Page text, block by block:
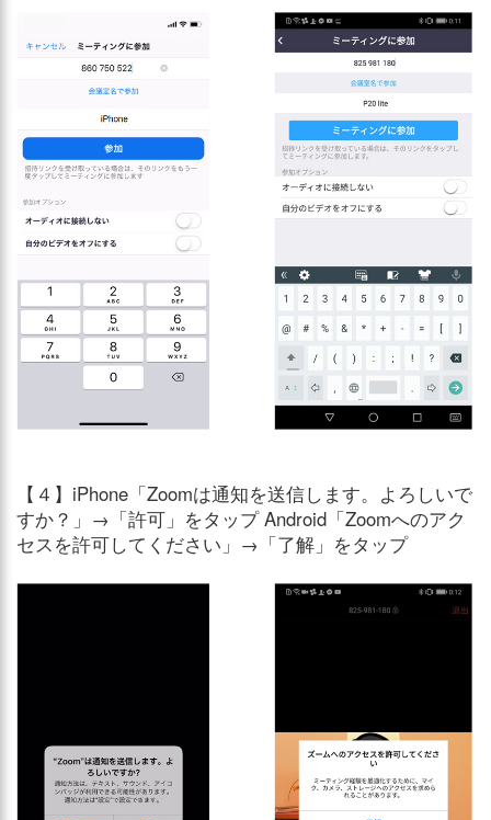
【４】iPhone「Zoomは通知を送信します。よろしいで
すか？」→「許可」をタップ Android「Zoomへのアク
セスを許可してください」→「了解」をタップ